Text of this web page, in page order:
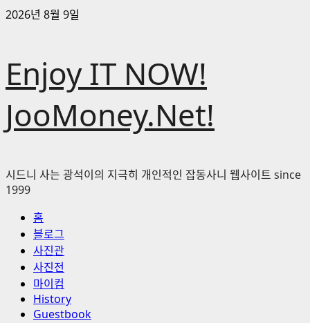
콘
로
바
기
2026년 8월 9일
Enjoy IT NOW!
JooMoney.Net!
시드니 사는 광석이의 지극히 개인적인 잡동사니 웹사이트 since
1999
홈
블로그
사진관
사진전
마이컴
History
Guestbook